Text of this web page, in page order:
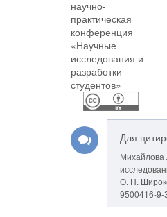
Для
Михайлова
О. Н.
9500416-9-